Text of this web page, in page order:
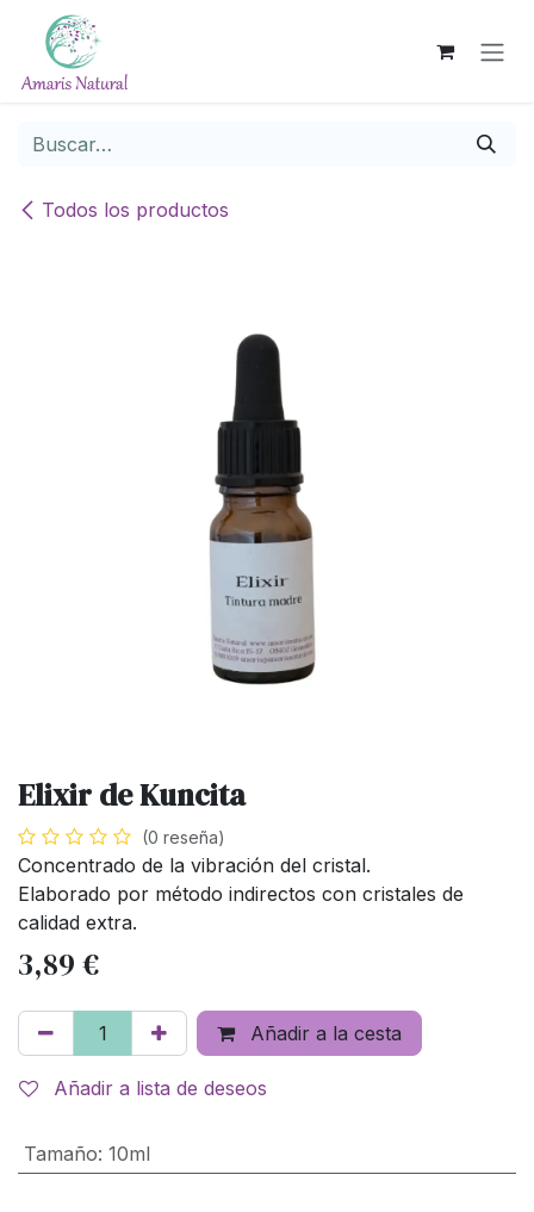
Ir al contenido
Todos los productos
Elixir de Kuncita
(0 reseña)
Concentrado de la vibración del cristal.
Elaborado por método indirectos con cristales de
calidad extra.
3,89 €
Añadir a la cesta
Añadir a lista de deseos
Tamaño: 10ml